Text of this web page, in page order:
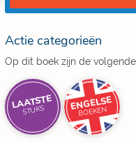
Actie categorieën
Op dit boek zijn de
LAATSTE
STUKS ENGELSE
BOEKEN